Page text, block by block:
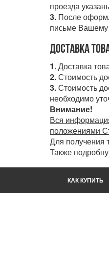
проезда
3. После
письме Вашему
Доставка
1.Доставка
2.Стоимость
3.Стоимость
необходимо
Внимание!
Вся
положениями
Для получения
Также
КАК КУПИТЬ